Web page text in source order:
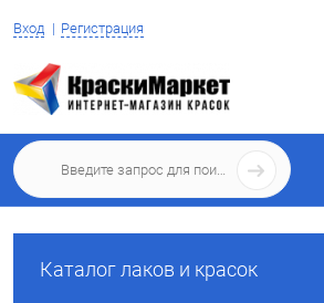
Вход Регистрация
Каталог лаков и красок